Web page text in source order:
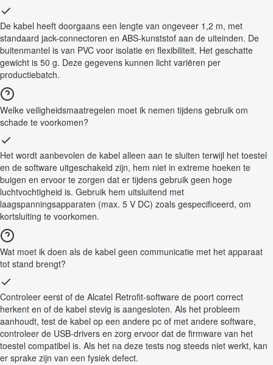
De kabel heeft doorgaans een lengte van ongeveer 1,2 m, met
standaard jack-connectoren en ABS-kunststof aan de uiteinden. De
buitenmantel is van PVC voor isolatie en flexibiliteit. Het geschatte
gewicht is 50 g. Deze gegevens kunnen licht variëren per
productiebatch.
Welke veiligheidsmaatregelen moet ik nemen tijdens gebruik om
schade te voorkomen?
Het wordt aanbevolen de kabel alleen aan te sluiten terwijl het toestel
en de software uitgeschakeld zijn, hem niet in extreme hoeken te
buigen en ervoor te zorgen dat er tijdens gebruik geen hoge
luchtvochtigheid is. Gebruik hem uitsluitend met
laagspanningsapparaten (max. 5 V DC) zoals gespecificeerd, om
kortsluiting te voorkomen.
Wat moet ik doen als de kabel geen communicatie met het apparaat
tot stand brengt?
Controleer eerst of de Alcatel Retrofit-software de poort correct
herkent en of de kabel stevig is aangesloten. Als het probleem
aanhoudt, test de kabel op een andere pc of met andere software,
controleer de USB-drivers en zorg ervoor dat de firmware van het
toestel compatibel is. Als het na deze tests nog steeds niet werkt, kan
er sprake zijn van een fysiek defect.